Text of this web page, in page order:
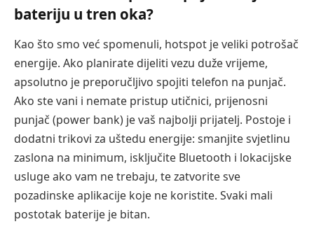
bateriju u tren oka?
Kao što smo već spomenuli, hotspot je veliki potrošač
energije. Ako planirate dijeliti vezu duže vrijeme,
apsolutno je preporučljivo spojiti telefon na punjač.
Ako ste vani i nemate pristup utičnici, prijenosni
punjač (power bank) je vaš najbolji prijatelj. Postoje i
dodatni trikovi za uštedu energije: smanjite svjetlinu
zaslona na minimum, isključite Bluetooth i lokacijske
usluge ako vam ne trebaju, te zatvorite sve
pozadinske aplikacije koje ne koristite. Svaki mali
postotak baterije je bitan.